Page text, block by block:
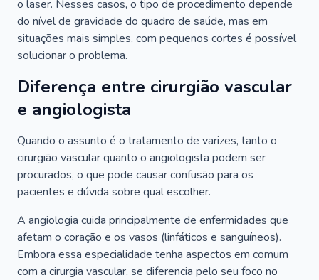
o laser. Nesses casos, o tipo de procedimento depende
do nível de gravidade do quadro de saúde, mas em
situações mais simples, com pequenos cortes é possível
solucionar o problema.
Diferença entre cirurgião vascular
e angiologista
Quando o assunto é o tratamento de varizes, tanto o
cirurgião vascular quanto o angiologista podem ser
procurados, o que pode causar confusão para os
pacientes e dúvida sobre qual escolher.
A angiologia cuida principalmente de enfermidades que
afetam o coração e os vasos (linfáticos e sanguíneos).
Embora essa especialidade tenha aspectos em comum
com a cirurgia vascular, se diferencia pelo seu foco no